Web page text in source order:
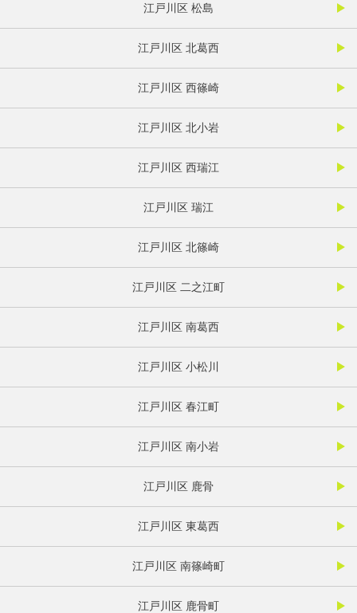
江戸川区 松島
江戸川区 北葛西
江戸川区 西篠崎
江戸川区 北小岩
江戸川区 西瑞江
江戸川区 瑞江
江戸川区 北篠崎
江戸川区 二之江町
江戸川区 南葛西
江戸川区 小松川
江戸川区 春江町
江戸川区 南小岩
江戸川区 鹿骨
江戸川区 東葛西
江戸川区 南篠崎町
江戸川区 鹿骨町